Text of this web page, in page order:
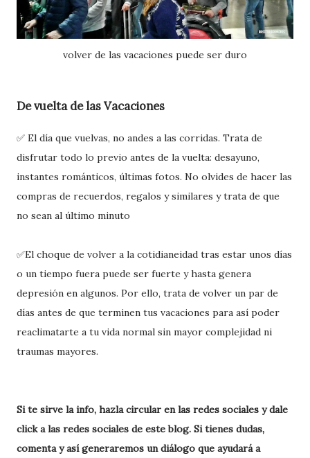
volver de las vacaciones puede ser duro
De vuelta de las Vacaciones
✅ El día que vuelvas, no andes a las corridas. Trata de
disfrutar todo lo previo antes de la vuelta: desayuno,
instantes románticos, últimas fotos. No olvides de hacer las
compras de recuerdos, regalos y similares y trata de que
no sean al último minuto
✅El choque de volver a la cotidianeidad tras estar unos días
o un tiempo fuera puede ser fuerte y hasta genera
depresión en algunos. Por ello, trata de volver un par de
días antes de que terminen tus vacaciones para así poder
reaclimatarte a tu vida normal sin mayor complejidad ni
traumas mayores.
Si te sirve la info, hazla circular en las redes sociales y dale
click a las redes sociales de este blog. Si tienes dudas,
comenta y así generaremos un diálogo que ayudará a